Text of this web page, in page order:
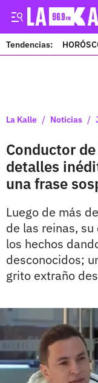
Tendencias:
La Kalle / Noticias /
Conductor
detalles
una frase
Luego de más
de las reinas,
los hechos
desconocidos;
grito extraño